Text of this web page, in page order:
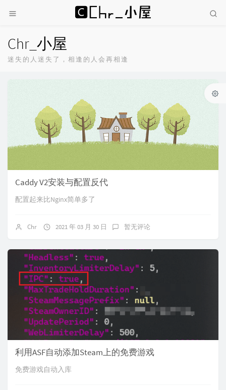
Chr_小屋
迷失的人迷失了，相逢的人会再相逢
Caddy V2安装与配置反代
配置起来比Nginx简单多了
Chr 2021 年 03 月 30 日 暂无评论
利用ASF自动添加Steam上的免费游戏
免费游戏自动入库